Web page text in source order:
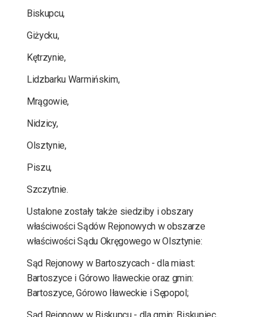
Biskupcu,
Giżycku,
Kętrzynie,
Lidzbarku Warmińskim,
Mrągowie,
Nidzicy,
Olsztynie,
Piszu,
Szczytnie.
Ustalone zostały także siedziby i obszary
właściwości Sądów Rejonowych w obszarze
właściwości Sądu Okręgowego w Olsztynie:
Sąd Rejonowy w Bartoszycach - dla miast:
Bartoszyce i Górowo Iławeckie oraz gmin:
Bartoszyce, Górowo Iławeckie i Sępopol;